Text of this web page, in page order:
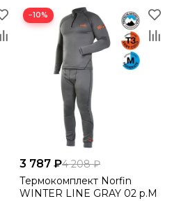
−10%
3 787 ₽4 208 ₽
Термокомплект Norfin
WINTER LINE GRAY 02 р.M